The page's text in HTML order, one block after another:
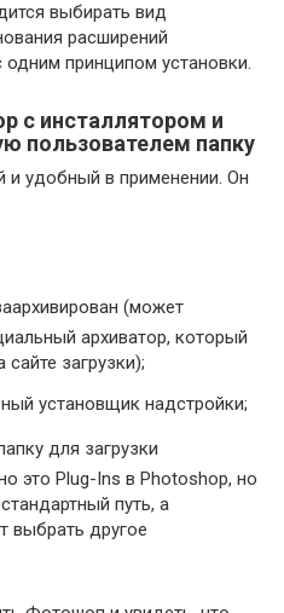
выбирать вид
расширений
принципом установки.
с инсталлятором и
пользователем папку
и удобный в применении. Он
(может
архиватор, который
загрузки);
установщик надстройки;
для загрузки
это Plug-Ins в Photoshop, но
путь, а
выбрать другое